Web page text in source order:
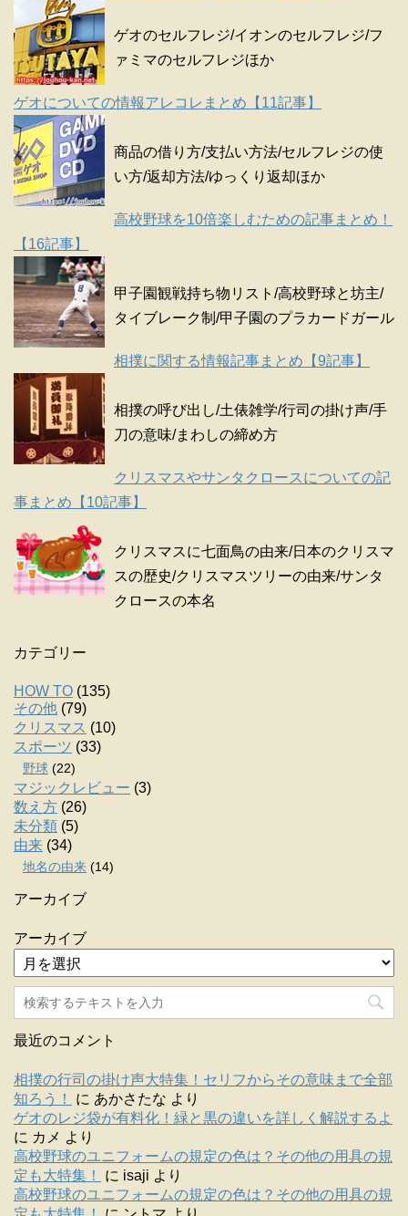
ゲオのセルフレジ/イオンのセルフレジ/フ
ァミマのセルフレジほか
ゲオについての情報アレコレまとめ【11記事】
商品の借り方/支払い方法/セルフレジの使
い方/返却方法/ゆっくり返却ほか
高校野球を10倍楽しむための記事まとめ！
【16記事】
甲子園観戦持ち物リスト/高校野球と坊主/
タイブレーク制/甲子園のプラカードガール
相撲に関する情報記事まとめ【9記事】
相撲の呼び出し/土俵雑学/行司の掛け声/手
刀の意味/まわしの締め方
クリスマスやサンタクロースについての記
事まとめ【10記事】
クリスマスに七面鳥の由来/日本のクリスマ
スの歴史/クリスマスツリーの由来/サンタ
クロースの本名
カテゴリー
HOW TO (135)
その他 (79)
クリスマス (10)
スポーツ (33)
野球 (22)
マジックレビュー (3)
数え方 (26)
未分類 (5)
由来 (34)
地名の由来 (14)
アーカイブ
アーカイブ
最近のコメント
相撲の行司の掛け声大特集！セリフからその意味まで全部
知ろう！
に あかさたな より
ゲオのレジ袋が有料化！緑と黒の違いを詳しく解説するよ
に カメ より
高校野球のユニフォームの規定の色は？その他の用具の規
定も大特集！
に isaji より
高校野球のユニフォームの規定の色は？その他の用具の規